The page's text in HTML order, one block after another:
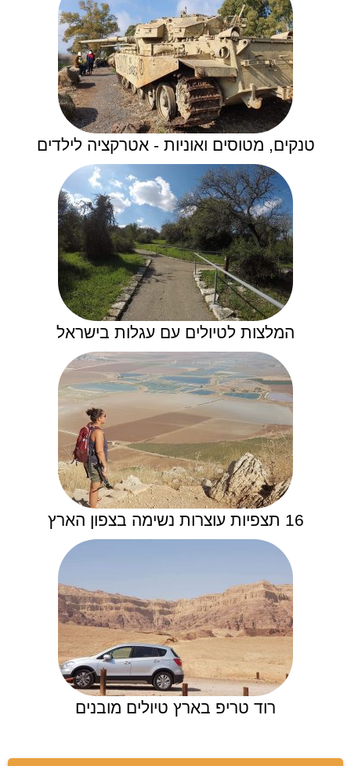
טנקים, מטוסים ואוניות - אטרקציה לילדים
המלצות לטיולים עם עגלות בישראל
16 תצפיות עוצרות נשימה בצפון הארץ
רוד טריפ בארץ טיולים מובנים